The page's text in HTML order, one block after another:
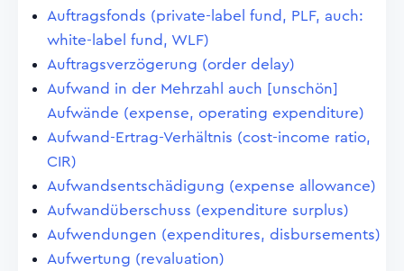
Auftragsfonds (private-label fund, PLF, auch:
white-label fund, WLF)
Auftragsverzögerung (order delay)
Aufwand in der Mehrzahl auch [unschön]
Aufwände (expense, operating expenditure)
Aufwand-Ertrag-Verhältnis (cost-income ratio,
CIR)
Aufwandsentschädigung (expense allowance)
Aufwandüberschuss (expenditure surplus)
Aufwendungen (expenditures, disbursements)
Aufwertung (revaluation)